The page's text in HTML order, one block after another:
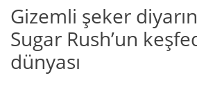
Gizemli şeker
Sugar Rush’un
dünyası